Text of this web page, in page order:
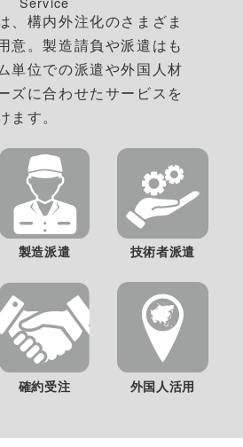
、構内外注化のさまざま
意。製造請負や派遣はも
単位での派遣や外国人材
ズに合わせたサービスを
ます。
製造派遣 技術者派遣
確約受注 外国人活用